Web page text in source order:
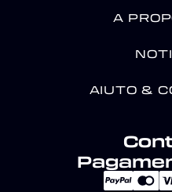
A
AIUTO &